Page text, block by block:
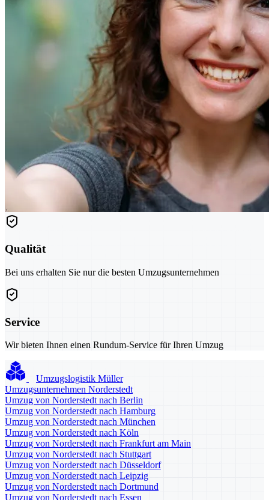
Qualität
Bei uns erhalten Sie nur die besten Umzugsunternehmen
Service
Wir bieten Ihnen einen Rundum-Service für Ihren Umzug
Umzugslogistik Müller
Umzugsunternehmen Norderstedt
Umzug von Norderstedt nach Berlin
Umzug von Norderstedt nach Hamburg
Umzug von Norderstedt nach München
Umzug von Norderstedt nach Köln
Umzug von Norderstedt nach Frankfurt am Main
Umzug von Norderstedt nach Stuttgart
Umzug von Norderstedt nach Düsseldorf
Umzug von Norderstedt nach Leipzig
Umzug von Norderstedt nach Dortmund
Umzug von Norderstedt nach Essen